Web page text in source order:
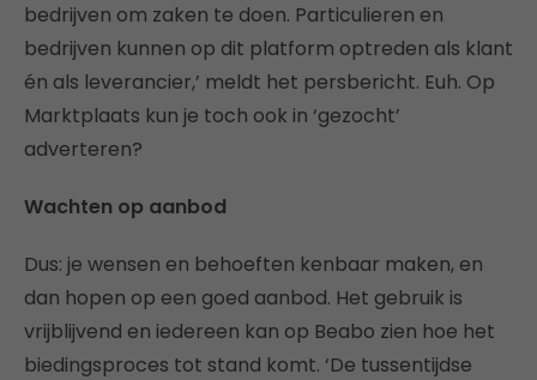
bedrijven om zaken te doen. Particulieren en
bedrijven kunnen op dit platform optreden als klant
én als leverancier,’ meldt het persbericht. Euh. Op
Marktplaats kun je toch ook in ‘gezocht’
adverteren?
Wachten op aanbod
Dus: je wensen en behoeften kenbaar maken, en
dan hopen op een goed aanbod. Het gebruik is
vrijblijvend en iedereen kan op Beabo zien hoe het
biedingsproces tot stand komt. ‘De tussentijdse